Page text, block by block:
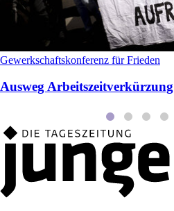
Gewerkschaftskonferenz für Frieden
Ausweg Arbeitszeitverkürzung